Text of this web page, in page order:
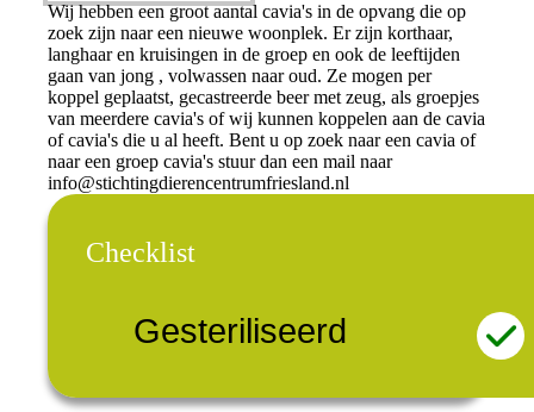
Wij hebben een groot aantal cavia's in de opvang die op
zoek zijn naar een nieuwe woonplek. Er zijn korthaar,
langhaar en kruisingen in de groep en ook de leeftijden
gaan van jong , volwassen naar oud. Ze mogen per
koppel geplaatst, gecastreerde beer met zeug, als groepjes
van meerdere cavia's of wij kunnen koppelen aan de cavia
of cavia's die u al heeft. Bent u op zoek naar een cavia of
naar een groep cavia's stuur dan een mail naar
info@stichtingdierencentrumfriesland.nl
Checklist
Gesteriliseerd